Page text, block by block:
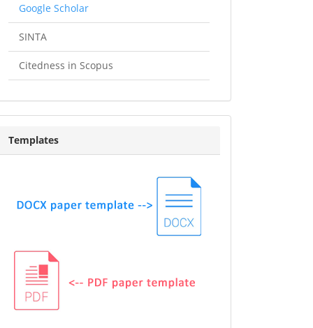
Google Scholar
SINTA
Citedness in Scopus
Templates
Templates